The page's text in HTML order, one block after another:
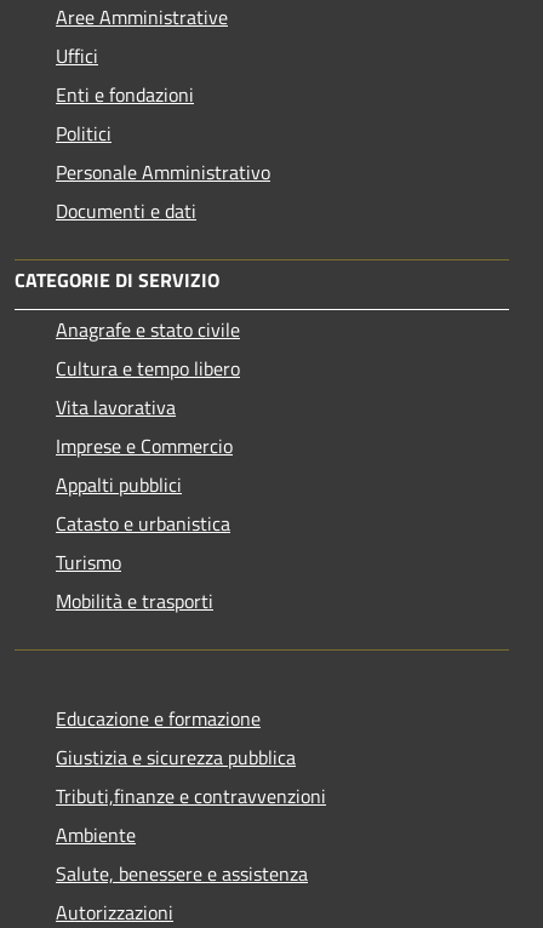
Aree Amministrative
Uffici
Enti e fondazioni
Politici
Personale Amministrativo
Documenti e dati
CATEGORIE DI SERVIZIO
Anagrafe e stato civile
Cultura e tempo libero
Vita lavorativa
Imprese e Commercio
Appalti pubblici
Catasto e urbanistica
Turismo
Mobilità e trasporti
Educazione e formazione
Giustizia e sicurezza pubblica
Tributi,finanze e contravvenzioni
Ambiente
Salute, benessere e assistenza
Autorizzazioni